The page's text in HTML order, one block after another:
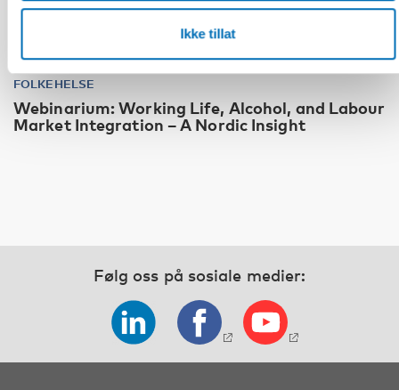
Ikke tillat
FOLKEHELSE
Webinarium: Working Life, Alcohol, and Labour
Market Integration – A Nordic Insight
Følg oss på sosiale medier: